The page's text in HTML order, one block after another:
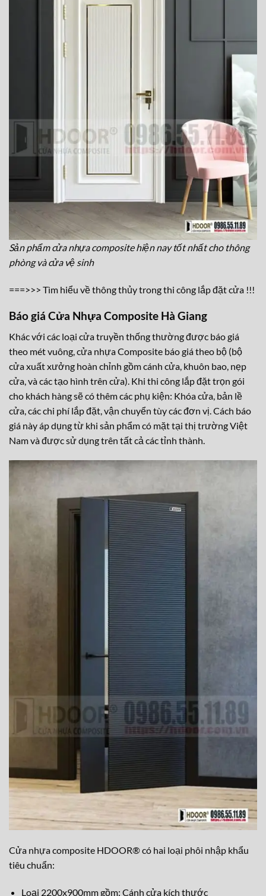
Sản phẩm cửa nhựa composite hiện nay tốt nhất cho thông
phòng và cửa vệ sinh
===>>> Tìm hiểu về thông thủy trong thi công lắp đặt cửa !!!
Báo giá Cửa Nhựa Composite Hà Giang
Khác với các loại cửa truyền thống thường được báo giá
theo mét vuông, cửa nhựa Composite báo giá theo bộ (bộ
cửa xuất xưởng hoàn chỉnh gồm cánh cửa, khuôn bao, nẹp
cửa, và các tạo hình trên cửa). Khi thi công lắp đặt trọn gói
cho khách hàng sẽ có thêm các phụ kiện: Khóa cửa, bản lề
cửa, các chi phí lắp đặt, vận chuyển tùy các đơn vị. Cách báo
giá này áp dụng từ khi sản phẩm có mặt tại thị trường Việt
Nam và được sử dụng trên tất cả các tỉnh thành.
Cửa nhựa composite HDOOR® có hai loại phôi nhập khẩu
tiêu chuẩn:
Loại 2200x900mm gồm: Cánh cửa kích thước